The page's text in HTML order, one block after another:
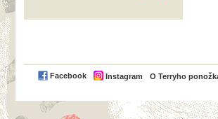
Facebook Instagram O Terryho